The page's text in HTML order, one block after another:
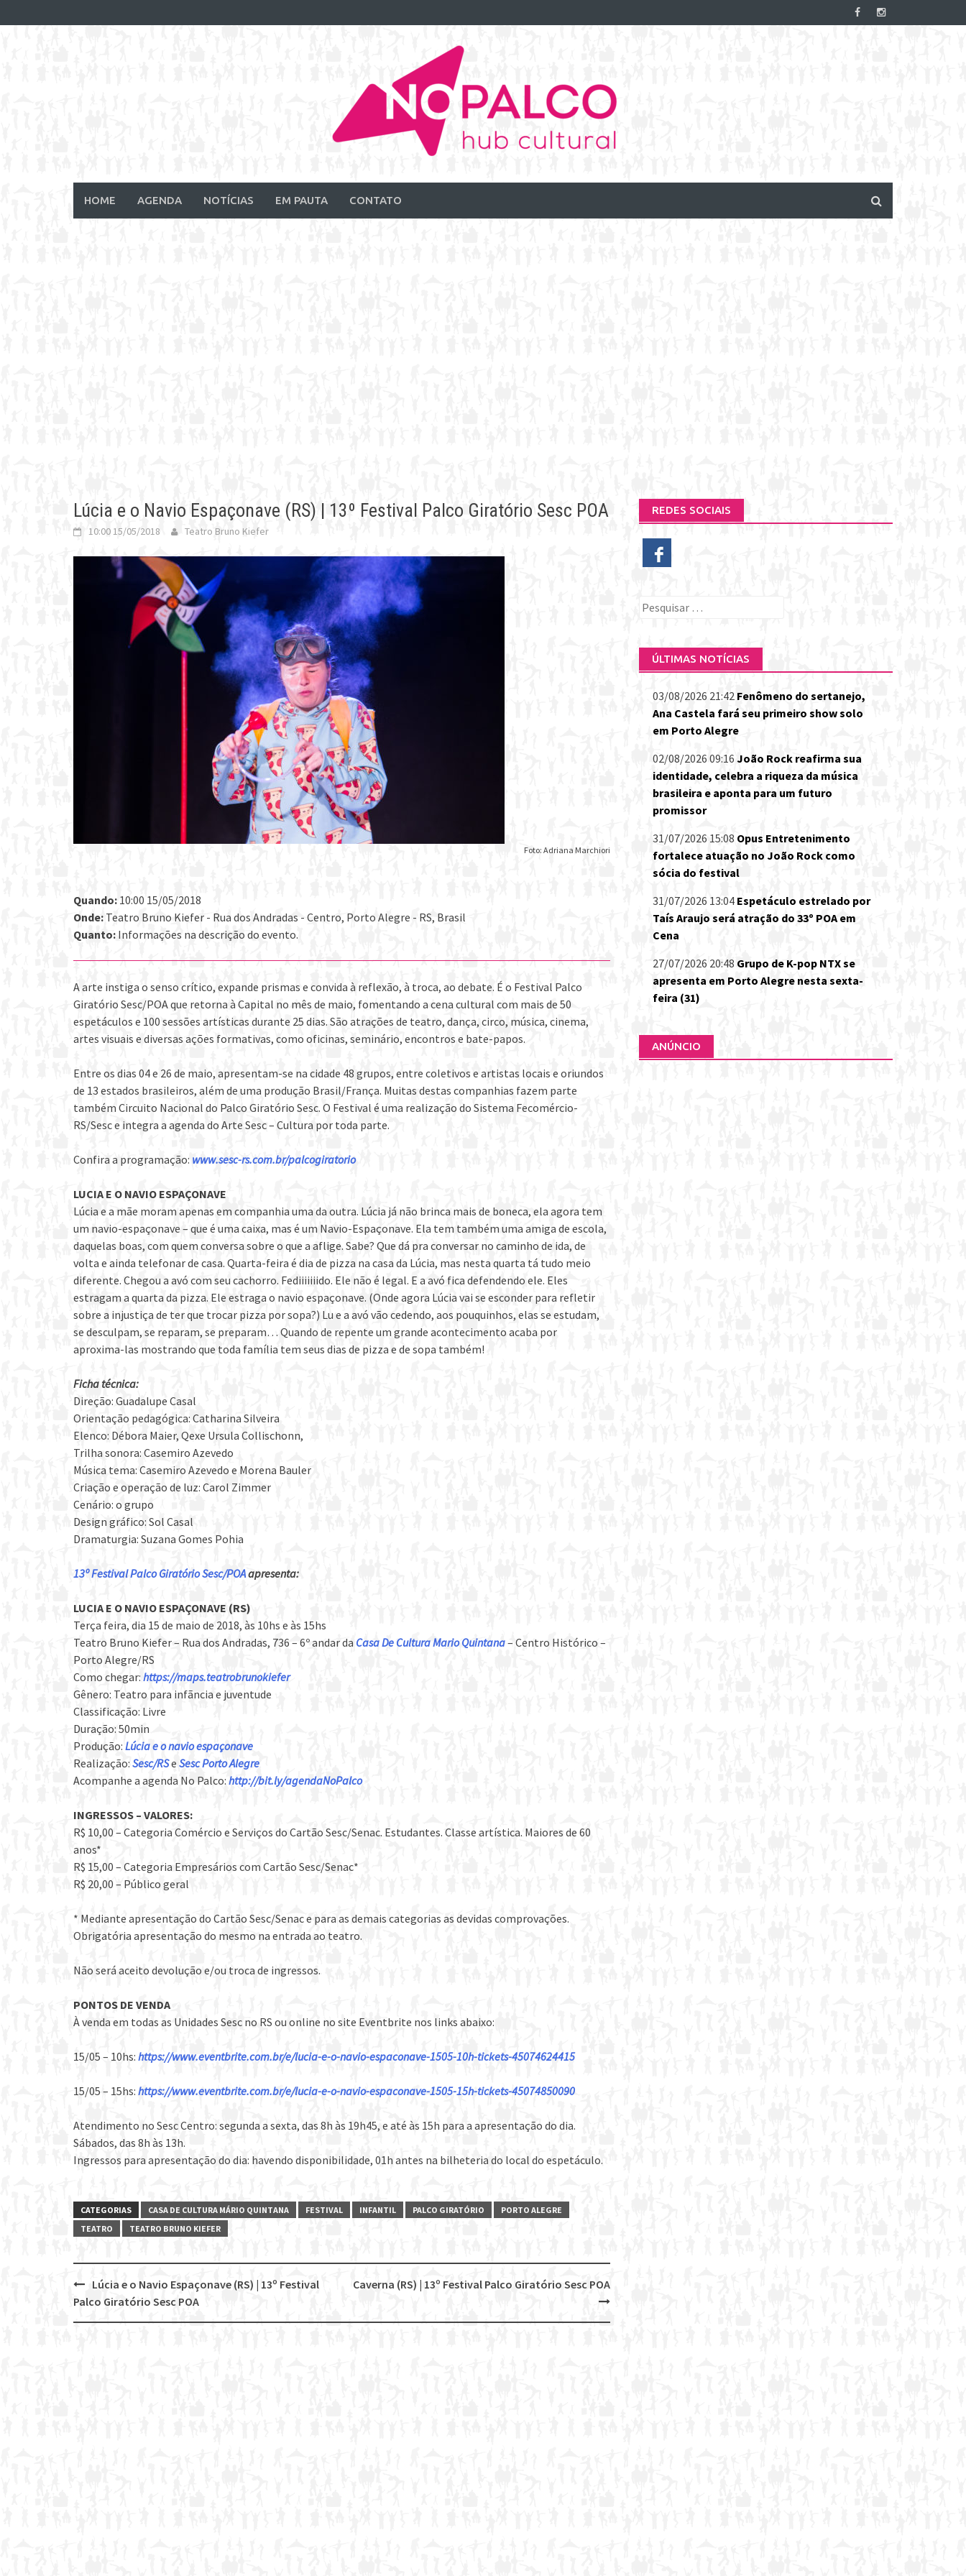
to
HOME AGENDA NOTÍCIAS EM PAUTA CONTATO
Lúcia e o Navio Espaçonave (RS) | 13º Festival Palco Giratório Sesc POA
10:00 15/05/2018 Teatro Bruno Kiefer
Foto: Adriana Marchiori
Quando: 10:00 15/05/2018
Onde: Teatro Bruno Kiefer - Rua dos Andradas - Centro, Porto Alegre - RS, Brasil
Quanto: Informações na descrição do evento.
A arte instiga o senso crítico, expande prismas e convida à reflexão, à troca, ao debate. É o Festival Palco
Giratório Sesc/POA que retorna à Capital no mês de maio, fomentando a cena cultural com mais de 50
espetáculos e 100 sessões artísticas durante 25 dias. São atrações de teatro, dança, circo, música, cinema,
artes visuais e diversas ações formativas, como oficinas, seminário, encontros e bate-papos.
Entre os dias 04 e 26 de maio, apresentam-se na cidade 48 grupos, entre coletivos e artistas locais e oriundos
de 13 estados brasileiros, além de uma produção Brasil/França. Muitas destas companhias fazem parte
também Circuito Nacional do Palco Giratório Sesc. O Festival é uma realização do Sistema Fecomércio-
RS/Sesc e integra a agenda do Arte Sesc – Cultura por toda parte.
Confira a programação: www.sesc-rs.com.br/palcogiratorio
LUCIA E O NAVIO ESPAÇONAVE
Lúcia e a mãe moram apenas em companhia uma da outra. Lúcia já não brinca mais de boneca, ela agora tem
um navio-espaçonave – que é uma caixa, mas é um Navio-Espaçonave. Ela tem também uma amiga de escola,
daquelas boas, com quem conversa sobre o que a aflige. Sabe? Que dá pra conversar no caminho de ida, de
volta e ainda telefonar de casa. Quarta-feira é dia de pizza na casa da Lúcia, mas nesta quarta tá tudo meio
diferente. Chegou a avó com seu cachorro. Fediiiiiiido. Ele não é legal. E a avó fica defendendo ele. Eles
estragam a quarta da pizza. Ele estraga o navio espaçonave. (Onde agora Lúcia vai se esconder para refletir
sobre a injustiça de ter que trocar pizza por sopa?) Lu e a avó vão cedendo, aos pouquinhos, elas se estudam,
se desculpam, se reparam, se preparam… Quando de repente um grande acontecimento acaba por
aproxima-las mostrando que toda família tem seus dias de pizza e de sopa também!
Ficha técnica:
Direção: Guadalupe Casal
Orientação pedagógica: Catharina Silveira
Elenco: Débora Maier, Qexe Ursula Collischonn,
Trilha sonora: Casemiro Azevedo
Música tema: Casemiro Azevedo e Morena Bauler
Criação e operação de luz: Carol Zimmer
Cenário: o grupo
Design gráfico: Sol Casal
Dramaturgia: Suzana Gomes Pohia
13º Festival Palco Giratório Sesc/POAapresenta:
LUCIA E O NAVIO ESPAÇONAVE (RS)
Terça feira, dia 15 de maio de 2018, às 10hs e às 15hs
Teatro Bruno Kiefer – Rua dos Andradas, 736 – 6º andar da Casa De Cultura Mario Quintana– Centro Histórico –
Porto Alegre/RS
Como chegar: https://maps.teatrobrunokiefer
Gênero: Teatro para infãncia e juventude
Classificação: Livre
Duração: 50min
Produção: Lúcia e o navio espaçonave
Realização: Sesc/RSe Sesc Porto Alegre
Acompanhe a agenda No Palco: http://bit.ly/agendaNoPalco
INGRESSOS – VALORES:
R$ 10,00 – Categoria Comércio e Serviços do Cartão Sesc/Senac. Estudantes. Classe artística. Maiores de 60
anos*
R$ 15,00 – Categoria Empresários com Cartão Sesc/Senac*
R$ 20,00 – Público geral
* Mediante apresentação do Cartão Sesc/Senac e para as demais categorias as devidas comprovações.
Obrigatória apresentação do mesmo na entrada ao teatro.
Não será aceito devolução e/ou troca de ingressos.
PONTOS DE VENDA
À venda em todas as Unidades Sesc no RS ou online no site Eventbrite nos links abaixo:
15/05 – 10hs: https://www.eventbrite.com.br/e/lucia-e-o-navio-espaconave-1505-10h-tickets-45074624415
15/05 – 15hs: https://www.eventbrite.com.br/e/lucia-e-o-navio-espaconave-1505-15h-tickets-45074850090
Atendimento no Sesc Centro: segunda a sexta, das 8h às 19h45, e até às 15h para a apresentação do dia.
Sábados, das 8h às 13h.
Ingressos para apresentação do dia: havendo disponibilidade, 01h antes na bilheteria do local do espetáculo.
CATEGORIAS CASA DE CULTURA MÁRIO QUINTANA FESTIVAL INFANTIL PALCO GIRATÓRIO
PORTO ALEGRE
TEATRO
TEATRO BRUNO KIEFER
Post
navigation
Caverna (RS) | 13º Festival Palco Giratório Sesc POA
Lúcia e o Navio Espaçonave (RS) | 13º Festival
Palco Giratório Sesc POA
REDES SOCIAIS
Pesquisar
ÚLTIMAS NOTÍCIAS
03/08/2026 21:42 Fenômeno do sertanejo,
Ana Castela fará seu primeiro show solo
em Porto Alegre
02/08/2026 09:16 João Rock reafirma sua
identidade, celebra a riqueza da música
brasileira e aponta para um futuro
promissor
31/07/2026 15:08 Opus Entretenimento
fortalece atuação no João Rock como
sócia do festival
31/07/2026 13:04 Espetáculo estrelado por
Taís Araujo será atração do 33º POA em
Cena
27/07/2026 20:48 Grupo de K-pop NTX se
apresenta em Porto Alegre nesta sexta-
feira (31)
ANÚNCIO